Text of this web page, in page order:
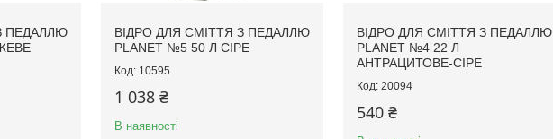
ПЕДАЛЛЮ
ВІДРО ДЛЯ СМІТТЯ З ПЕДАЛЛЮ
PLANET №5 50 Л СІРЕ
10595
1 038 ₴
В наявності
ВІДРО ДЛЯ СМІТТЯ З ПЕДАЛЛЮ
PLANET №4 22 Л
АНТРАЦИТОВЕ-СІРЕ
20094
540 ₴